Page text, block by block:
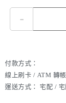
-
付款方式：
線上刷卡 / ATM 轉
運送方式：
宅配 /